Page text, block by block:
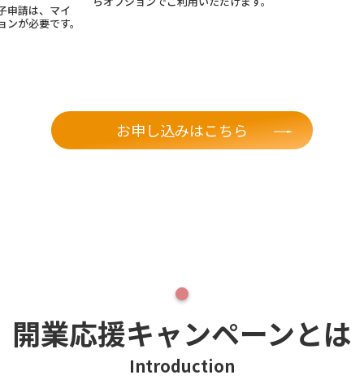
申請は、マイ
が必要です。
お申し込みはこちら
開業応援キャンペーンとは
Introduction